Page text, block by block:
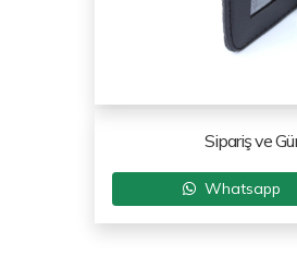
Sipariş ve
Whatsapp